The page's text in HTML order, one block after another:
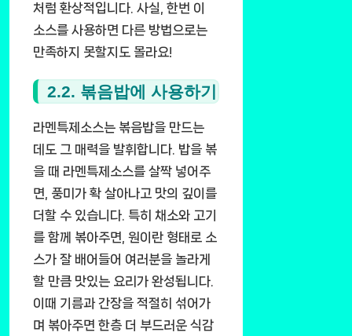
처럼 환상적입니다. 사실, 한번 이
소스를 사용하면 다른 방법으로는
만족하지 못할지도 몰라요!
2.2. 볶음밥에 사용하기
라멘특제소스는 볶음밥을 만드는
데도 그 매력을 발휘합니다. 밥을 볶
을 때 라멘특제소스를 살짝 넣어주
면, 풍미가 확 살아나고 맛의 깊이를
더할 수 있습니다. 특히 채소와 고기
를 함께 볶아주면, 원이란 형태로 소
스가 잘 배어들어 여러분을 놀라게
할 만큼 맛있는 요리가 완성됩니다.
이때 기름과 간장을 적절히 섞어가
며 볶아주면 한층 더 부드러운 식감